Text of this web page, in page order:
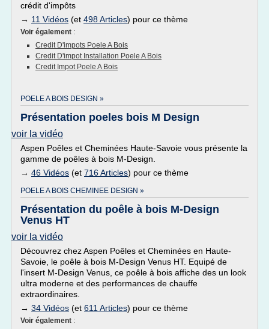
crédit d'impôts
→ 11 Vidéos (et 498 Articles) pour ce thème
Voir également :
Credit D'impots Poele A Bois
Credit D'impot Installation Poele A Bois
Credit Impot Poele A Bois
POELE A BOIS DESIGN »
Présentation poeles bois M Design
voir la vidéo
Aspen Poêles et Cheminées Haute-Savoie vous présente la
gamme de poêles à bois M-Design.
→ 46 Vidéos (et 716 Articles) pour ce thème
POELE A BOIS CHEMINEE DESIGN »
Présentation du poêle à bois M-Design
Venus HT
voir la vidéo
Découvrez chez Aspen Poêles et Cheminées en Haute-
Savoie, le poêle à bois M-Design Venus HT. Equipé de
l'insert M-Design Venus, ce poêle à bois affiche des un look
ultra moderne et des performances de chauffe
extraordinaires.
→ 34 Vidéos (et 611 Articles) pour ce thème
Voir également :